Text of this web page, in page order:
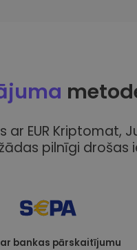
ar EUR Kriptomat,
pilnīgi drošas
bankas pārskaitījumu